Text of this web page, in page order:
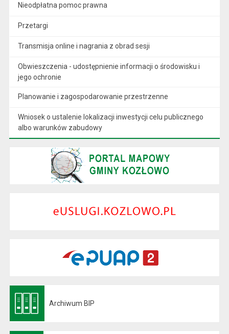
Nieodpłatna pomoc prawna
Przetargi
Transmisja online i nagrania z obrad sesji
Obwieszczenia - udostępnienie informacji o środowisku i
jego ochronie
Planowanie i zagospodarowanie przestrzenne
Wniosek o ustalenie lokalizacji inwestycji celu publicznego
albo warunków zabudowy
Archiwum BIP